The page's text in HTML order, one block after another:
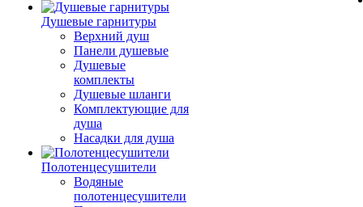
Душевые гарнитуры
Верхний душ
Панели душевые
Душевые
комплекты
Душевые шланги
Комплектующие для
душа
Насадки для душа
Полотенцесушители
Водяные
полотенцесушители